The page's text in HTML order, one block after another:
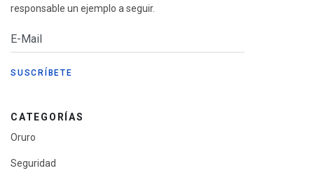
responsable un ejemplo a seguir.
CATEGORÍAS
Oruro
Seguridad